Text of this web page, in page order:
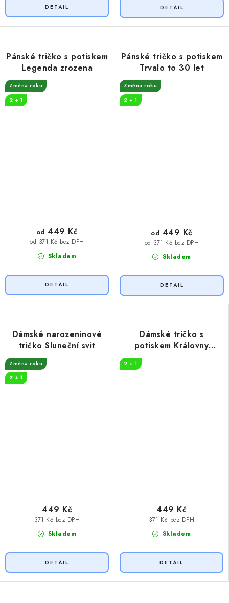
Pánské tričko s potiskem
Legenda zrozena
Změna roku
2 + 1
Skladem
od 371 Kč bez DPH
od 449 Kč
Pánské tričko s potiskem
Trvalo to 30 let
Změna roku
2 + 1
Skladem
od 371 Kč bez DPH
od 449 Kč
Dámské narozeninové
tričko Sluneční svit
Změna roku
2 + 1
Skladem
371 Kč bez DPH
449 Kč
Dámské tričko s
potiskem Královny
2 + 1
Skladem
371 Kč bez DPH
449 Kč